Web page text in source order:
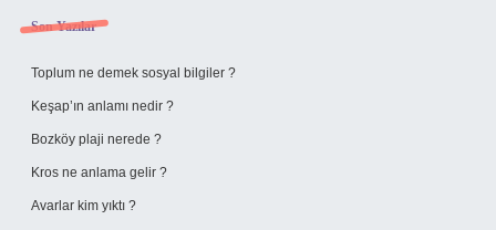
Sidebar
Son Yazılar
Toplum ne demek sosyal bilgiler ?
Keşap’ın anlamı nedir ?
Bozköy plaji nerede ?
Kros ne anlama gelir ?
Avarlar kim yıktı ?